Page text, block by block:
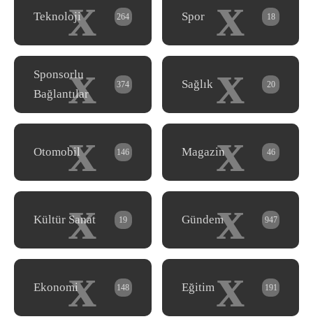
x
Teknoloji 264 x
Spor 18
x
Sponsorlu
Bağlantılar
374 x
Sağlık 20
x
Otomobil 146 x
Magazin 46
x
Kültür Sanat 19 x
Gündem 947
x
Ekonomi 148 x
Eğitim 191